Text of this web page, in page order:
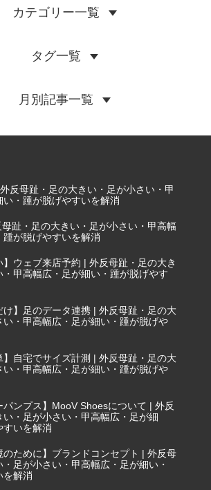
カテゴリー一覧
タグ一覧
月別記事一覧
反母趾・足の大きい・足が小さい・甲
・踵が脱げやすいを解消
趾・足の大きい・足が小さい・甲高幅
踵が脱げやすいを解消
】ウェブ来店予約 | 外反母趾・足の大き
・甲高幅広・足が細い・踵が脱げやす
け】足のデータ連携 | 外反母趾・足の大
い・甲高幅広・足が細い・踵が脱げや
】自宅でサイズ計測 | 外反母趾・足の大
い・甲高幅広・足が細い・踵が脱げや
パンプス】MooV Shoesについて | 外反
い・足が小さい・甲高幅広・足が細
すいを解消
のために】ブランドコンセプト | 外反母
足が小さい・甲高幅広・足が細い・
を解消